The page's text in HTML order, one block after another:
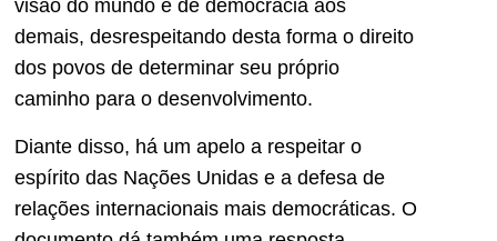
visão do mundo e de democracia aos
demais, desrespeitando desta forma o direito
dos povos de determinar seu próprio
caminho para o desenvolvimento.
Diante disso, há um apelo a respeitar o
espírito das Nações Unidas e a defesa de
relações internacionais mais democráticas. O